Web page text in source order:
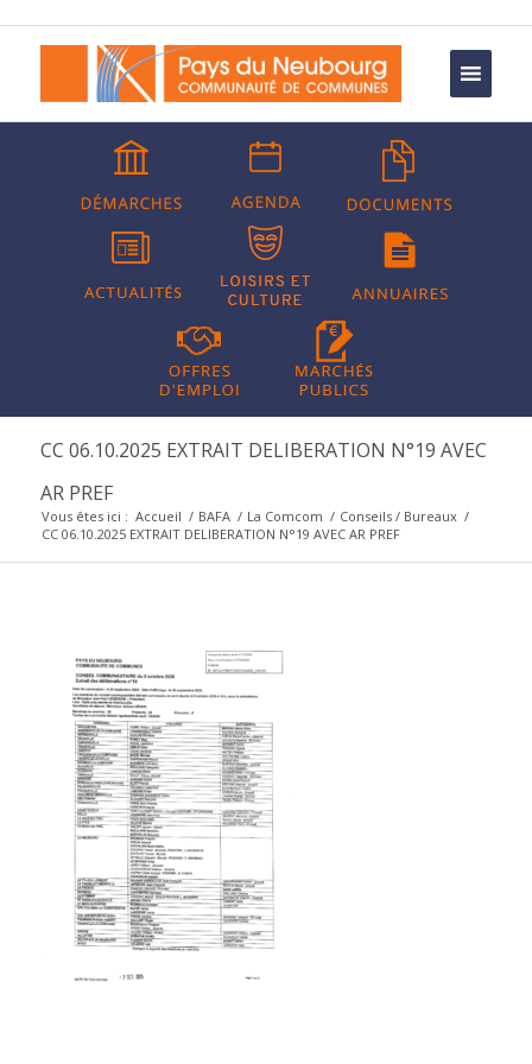
CC 06.10.2025 EXTRAIT DELIBERATION N°19 AVEC
AR PREF
Vous êtes ici : Accueil / BAFA / La Comcom / Conseils / Bureaux /
CC 06.10.2025 EXTRAIT DELIBERATION N°19 AVEC AR PREF